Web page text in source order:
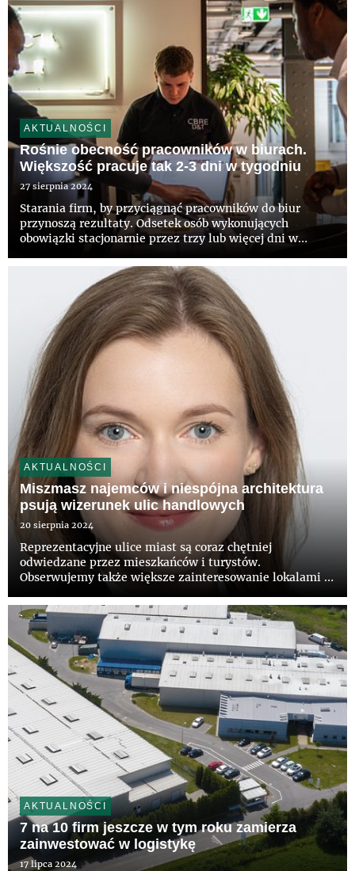
AKTUALNOŚCI
Rośnie obecność pracowników w biurach.
Większość pracuje tak 2-3 dni w tygodniu
27 sierpnia 2024
Starania firm, by przyciągnąć pracowników do biur
przynoszą rezultaty. Odsetek osób wykonujących
obowiązki stacjonarnie przez trzy lub więcej dni w
proc. w ciągu roku – wskazuje raport CBRE „European
Office Occupier...
AKTUALNOŚCI
Miszmasz najemców i niespójna architektura
psują wizerunek ulic handlowych
20 sierpnia 2024
Reprezentacyjne ulice miast są coraz chętniej
odwiedzane przez mieszkańców i turystów.
Obserwujemy także większe zainteresowanie lokalami w
którymi są często duże i luksusowe marki. Na drodze do
szybszego rozwoju ulic handlo...
AKTUALNOŚCI
7 na 10 firm jeszcze w tym roku zamierza
zainwestować w logistykę
17 lipca 2024